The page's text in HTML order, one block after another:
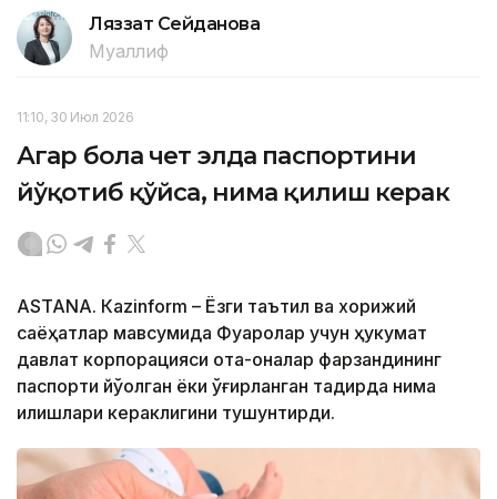
Ляззат Сейданова
Муаллиф
11:10, 30 Июл 2026
Агар бола чет элда паспортини
йўқотиб қўйса, нима қилиш керак
ASTANА. Кazinform – Ёзги таътил ва хорижий
саёҳатлар мавсумида Фуқаролар учун ҳукумат
давлат корпорацияси ота-оналар фарзандининг
паспорти йўқолган ёки ўғирланган тақдирда нима
қилишлари кераклигини тушунтирди.